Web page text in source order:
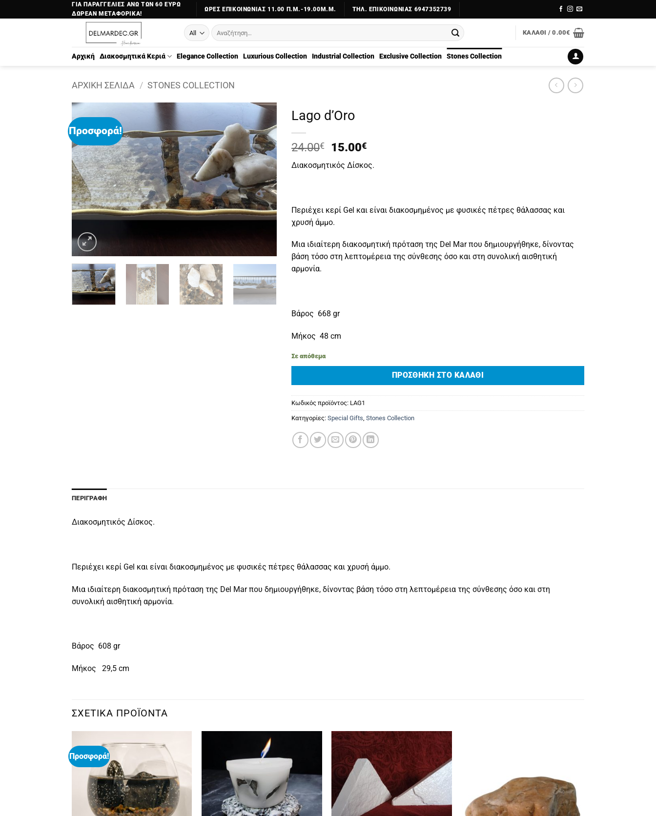
στο
ΓΙΑ ΠΑΡΑΓΓΕΛΙΕΣ ΑΝΩ ΤΩΝ 60 ΕΥΡΩ
ΔΩΡΕΑΝ ΜΕΤΑΦΟΡΙΚΑ!
ΏΡΕΣ ΕΠΙΚΟΙΝΩΝΊΑΣ 11.00 Π.Μ.-19.00Μ.Μ. ΤΗΛ. ΕΠΙΚΟΙΝΩΝΊΑΣ 6947352739
Αναζήτηση
για:
ΚΑΛΆΘΙ /0.00€
Αρχική Διακοσμητικά Κεριά Elegance Collection Luxurious Collection Industrial Collection Exclusive Collection Stones Collection
ΑΡΧΙΚΉ ΣΕΛΊΔΑ / STONES COLLECTION
Προσφορά!
Lago d’Oro
24.00€
Original
price
was:
15.00€Η
τιμή
Διακοσμητικός Δίσκος.
Περιέχει κερί Gel και είναι διακοσμημένος με φυσικές πέτρες θάλασσας και
χρυσή άμμο.
Μια ιδιαίτερη διακοσμητική πρόταση της Del Mar που δημιουργήθηκε, δίνοντας
βάση τόσο στη λεπτομέρεια της σύνθεσης όσο και στη συνολική αισθητική
αρμονία.
Βάρος 668 gr
Μήκος 48 cm
Σε απόθεμα
ΠΡΟΣΘΉΚΗ ΣΤΟ ΚΑΛΆΘΙ
Κωδικός προϊόντος: LAG1
Κατηγορίες: Special Gifts, Stones Collection
ΠΕΡΙΓΡΑΦΉ
Διακοσμητικός Δίσκος.
Περιέχει κερί Gel και είναι διακοσμημένος με φυσικές πέτρες θάλασσας και χρυσή άμμο.
Μια ιδιαίτερη διακοσμητική πρόταση της Del Mar που δημιουργήθηκε, δίνοντας βάση τόσο στη λεπτομέρεια της σύνθεσης όσο και στη
συνολική αισθητική αρμονία.
Βάρος 608 gr
Μήκος 29,5 cm
ΣΧΕΤΙΚΆ ΠΡΟΪΌΝΤΑ
Προσφορά!